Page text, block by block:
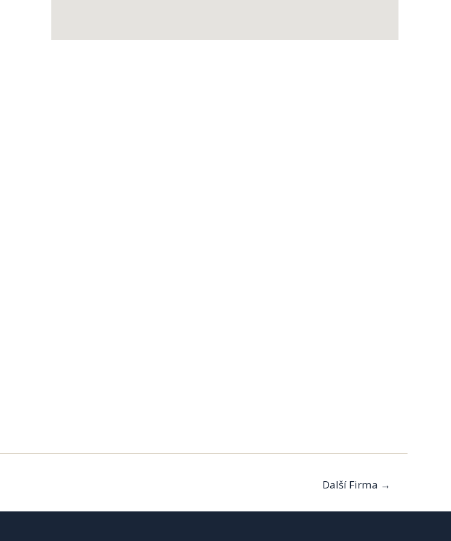
Další Firma →